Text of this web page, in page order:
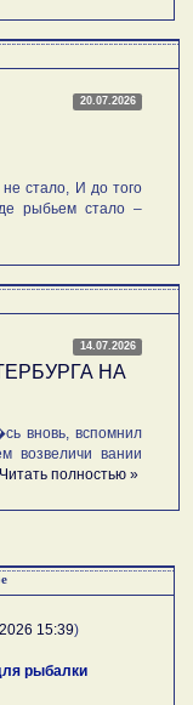
20.07.2026
стало, И до того
рыбьем стало –
14.07.2026
НА
вспомнил
возвеличи вании
Читать полностью »
15:39)
рыбалки